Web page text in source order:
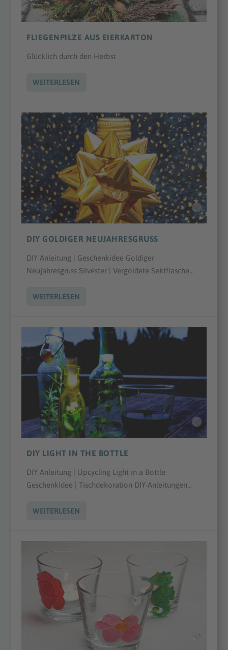
FLIEGENPILZE AUS EIERKARTON
Glücklich durch den Herbst
WEITERLESEN
DIY GOLDIGER NEUJAHRESGRUSS
DIY Anleitung | Geschenkidee Goldiger
Neujahresgruss Silvester | Vergoldete Sektflasche...
WEITERLESEN
DIY LIGHT IN THE BOTTLE
DIY Anleitung | Upcycling Light in a Bottle
Geschenkidee | Tischdekoration DIY-Anleitungen...
WEITERLESEN